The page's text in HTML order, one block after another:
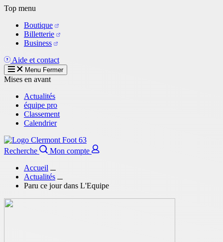
Aller
contenu
principal
Top menu
Boutique
Billetterie
Business
Aide et contact
Menu Fermer
Mises en avant
Actualités
équipe pro
Classement
Calendrier
Recherche
Mon compte
Accueil
Actualités
Paru ce jour dans L'Equipe